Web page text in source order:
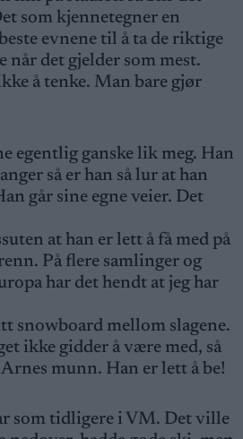
som kjennetegner en
evnene til å ta de riktige
når det gjelder som mest.
å tenke. Man bare gjør
egentlig ganske lik meg. Han
så er han så lur at han
går sine egne veier. Det
at han er lett å få med på
På flere samlinger og
har det hendt at jeg har
snowboard mellom slagene.
ikke gidder å være med, så
munn. Han er lett å be!
som tidligere i VM. Det ville